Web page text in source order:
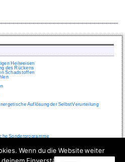
Heilweisen
des Rückens
Schadstoffen
Auflösung der SelbstVerurteilung
Sonderprogramme
Wenn du die Website weiter